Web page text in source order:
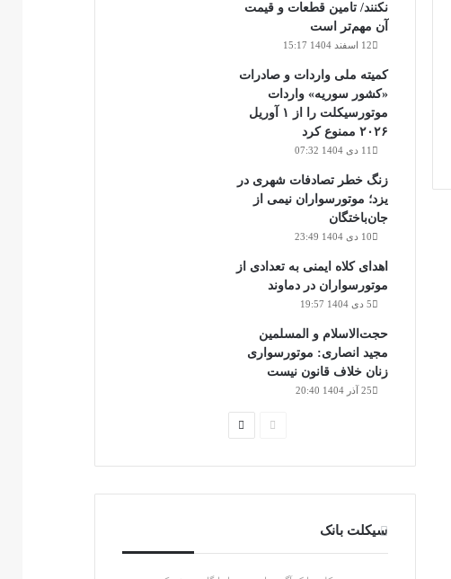
نکنند/ تامین قطعات و قیمت
آن مهم‌تر است
12 اسفند 1404 15:17
کمیته ملی واردات و صادرات
«کشور سوریه» واردات
موتورسیکلت را از ۱ آوریل
۲۰۲۶ ممنوع کرد
11 دی 1404 07:32
زنگ خطر تصادفات شهری در
یزد؛ موتورسواران نیمی از
جان‌باختگان
10 دی 1404 23:49
اهدای کلاه ایمنی به تعدادی از
موتورسواران در دماوند
5 دی 1404 19:57
حجت‌الاسلام و المسلمین
مجید انصاری: موتورسواری
زنان خلاف قانون نیست
25 آذر 1404 20:40
صفحه
صفحه
سیکلت بانک